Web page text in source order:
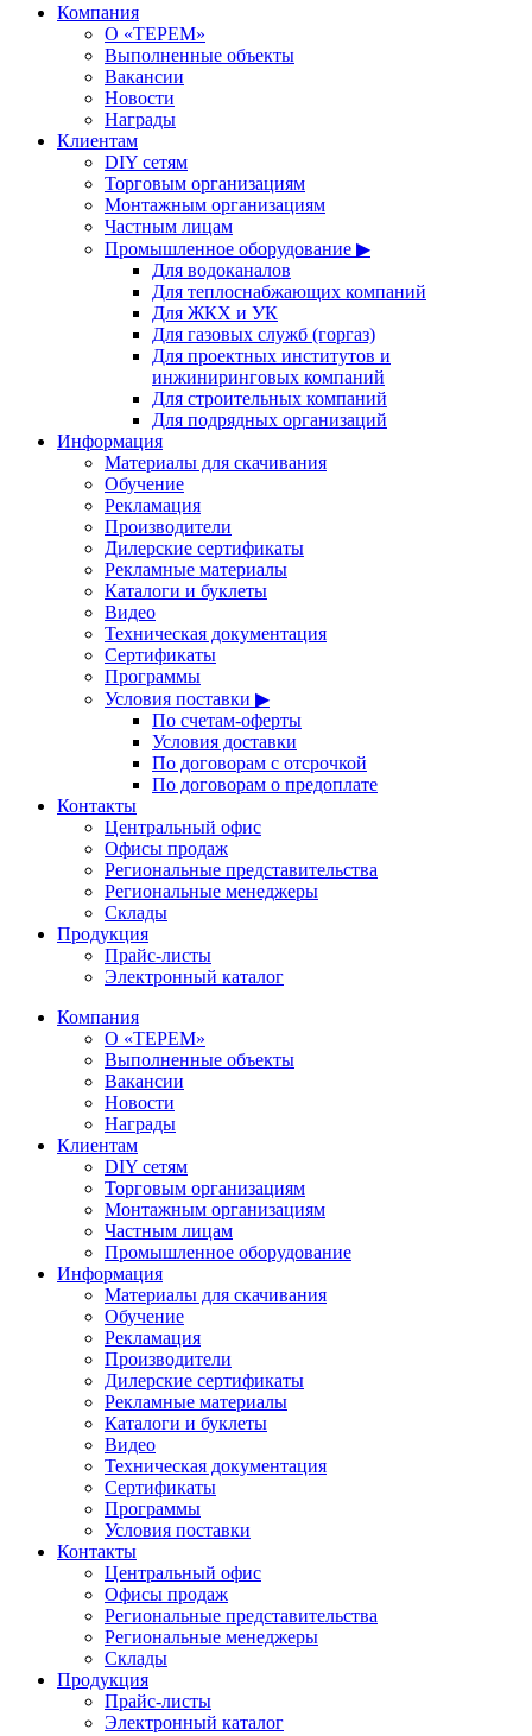
Компания
О «ТЕРЕМ»
Выполненные объекты
Вакансии
Новости
Награды
Клиентам
DIY сетям
Торговым организациям
Монтажным организациям
Частным лицам
Промышленное оборудование ▶
Для водоканалов
Для теплоснабжающих компаний
Для ЖКХ и УК
Для газовых служб (горгаз)
Для проектных институтов и
инжиниринговых компаний
Для строительных компаний
Для подрядных организаций
Информация
Материалы для скачивания
Обучение
Рекламация
Производители
Дилерские сертификаты
Рекламные материалы
Каталоги и буклеты
Видео
Техническая документация
Сертификаты
Программы
Условия поставки ▶
По счетам-оферты
Условия доставки
По договорам с отсрочкой
По договорам о предоплате
Контакты
Центральный офис
Офисы продаж
Региональные представительства
Региональные менеджеры
Склады
Продукция
Прайс-листы
Электронный каталог
Компания
О «ТЕРЕМ»
Выполненные объекты
Вакансии
Новости
Награды
Клиентам
DIY сетям
Торговым организациям
Монтажным организациям
Частным лицам
Промышленное оборудование
Информация
Материалы для скачивания
Обучение
Рекламация
Производители
Дилерские сертификаты
Рекламные материалы
Каталоги и буклеты
Видео
Техническая документация
Сертификаты
Программы
Условия поставки
Контакты
Центральный офис
Офисы продаж
Региональные представительства
Региональные менеджеры
Склады
Продукция
Прайс-листы
Электронный каталог